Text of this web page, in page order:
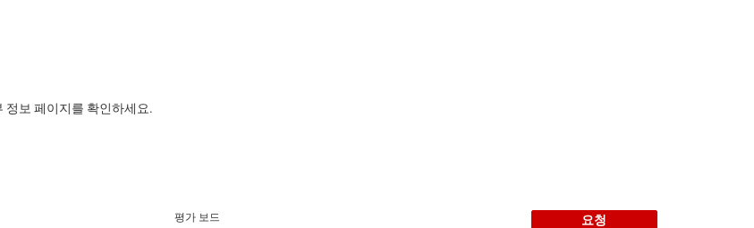
정보 페이지를 확인하세요.
평가 보드 요청